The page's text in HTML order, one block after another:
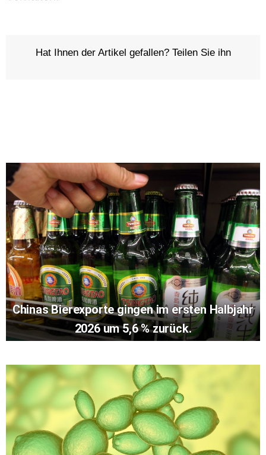
Hat Ihnen der Artikel gefallen? Teilen Sie ihn
Chinas Bierexporte gingen im ersten Halbjahr
2026 um 5,6 % zurück.